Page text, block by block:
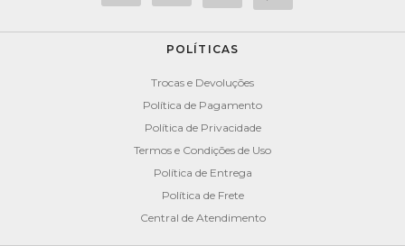
POLÍTICAS
Trocas e Devoluções
Política de Pagamento
Política de Privacidade
Termos e Condições de Uso
Política de Entrega
Política de Frete
Central de Atendimento